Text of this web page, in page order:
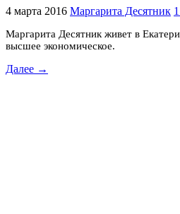
4 марта 2016 Маргарита Десятник
Маргарита Десятник живет в
высшее экономическое.
Далее →